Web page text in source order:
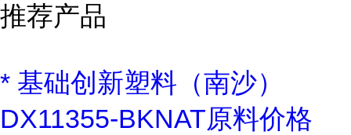
推荐产品
* 基础创新塑料（南沙）
DX11355-BKNAT原料价格